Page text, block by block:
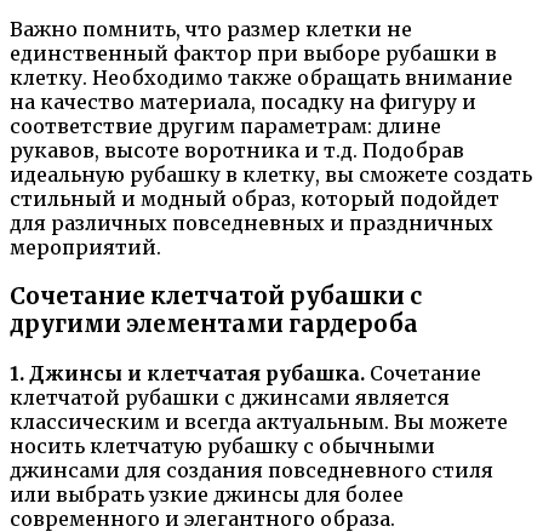
Важно помнить, что размер клетки не
единственный фактор при выборе рубашки в
клетку. Необходимо также обращать внимание
на качество материала, посадку на фигуру и
соответствие другим параметрам: длине
рукавов, высоте воротника и т.д. Подобрав
идеальную рубашку в клетку, вы сможете создать
стильный и модный образ, который подойдет
для различных повседневных и праздничных
мероприятий.
Сочетание клетчатой рубашки с
другими элементами гардероба
1. Джинсы и клетчатая рубашка. Сочетание
клетчатой рубашки с джинсами является
классическим и всегда актуальным. Вы можете
носить клетчатую рубашку с обычными
джинсами для создания повседневного стиля
или выбрать узкие джинсы для более
современного и элегантного образа.